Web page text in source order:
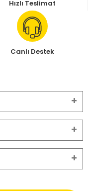
Hızlı Teslimat
Canlı Destek